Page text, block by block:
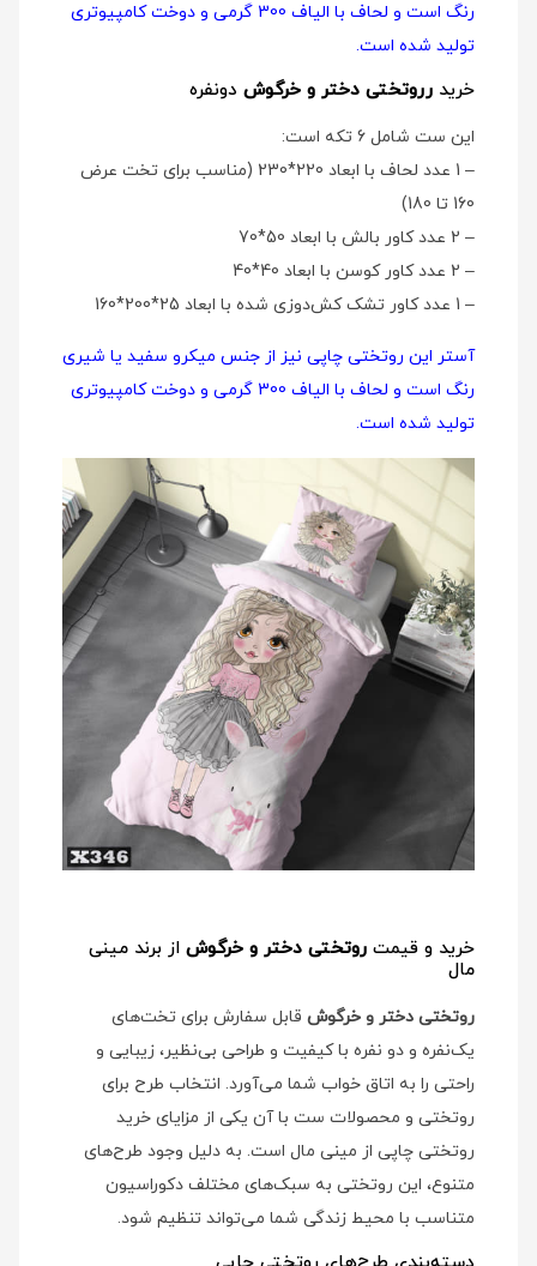
رنگ است و لحاف با الیاف 300 گرمی و دوخت کامپیوتری
تولید شده است.
خرید رروتختی دختر و خرگوش دو‌نفره
این ست شامل 6 تکه است:
– 1 عدد لحاف با ابعاد 220*230 (مناسب برای تخت عرض
160 تا 180)
– 2 عدد کاور بالش با ابعاد 50*70
– 2 عدد کاور کوسن با ابعاد 40*40
– 1 عدد کاور تشک کش‌دوزی شده با ابعاد 25*200*160
آستر این روتختی چاپی نیز از جنس میکرو سفید یا شیری
رنگ است و لحاف با الیاف 300 گرمی و دوخت کامپیوتری
تولید شده است.
خرید و قیمت روتختی دختر و خرگوش از برند مینی
مال
روتختی دختر و خرگوش قابل سفارش برای تخت‌های
یک‌نفره و دو نفره با کیفیت و طراحی بی‌نظیر، زیبایی و
راحتی را به اتاق خواب شما می‌آورد. انتخاب طرح برای
روتختی و محصولات ست با آن یکی از مزایای خرید
روتختی چاپی از مینی مال است. به دلیل وجود طرح‌های
متنوع، این روتختی به سبک‌های مختلف دکوراسیون
متناسب با محیط زندگی شما می‌تواند تنظیم شود.